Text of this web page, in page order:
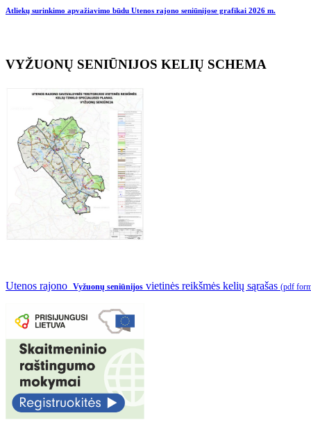
Atliekų surinkimo apvažiavimo būdu Utenos rajono seniūnijose grafikai 2026 m.
VYŽUONŲ SENIŪNIJOS KELIŲ SCHEMA
Utenos rajono Vyžuonų seniūnijos vietinės reikšmės kelių sąrašas (pdf